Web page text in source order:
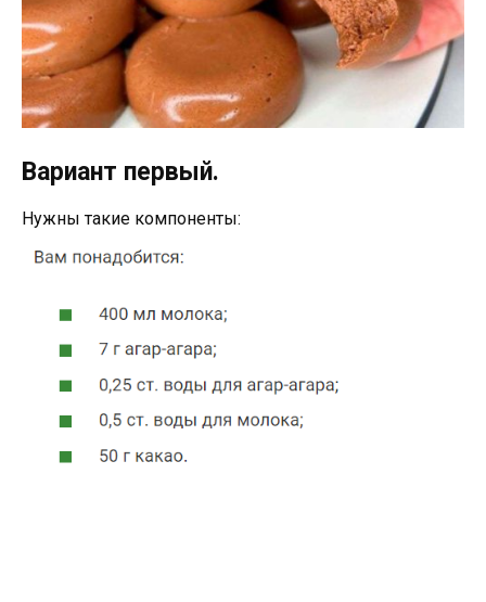
Вариант первый.
Нужны такие компоненты: